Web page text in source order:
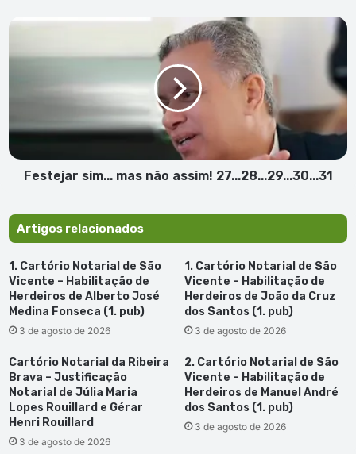
à
da
Oliveira
Festejar
mas
27...28...29...30...31
Festejar sim... mas não assim! 27...28...29...30...31
Artigos relacionados
1. Cartório Notarial de São
Vicente – Habilitação de
Herdeiros de Alberto José
Medina Fonseca (1. pub)
3 de agosto de 2026
1. Cartório Notarial de São
Vicente – Habilitação de
Herdeiros de João da Cruz
dos Santos (1. pub)
3 de agosto de 2026
Cartório Notarial da Ribeira
Brava – Justificação
Notarial de Júlia Maria
Lopes Rouillard e Gérar
Henri Rouillard
3 de agosto de 2026
2. Cartório Notarial de São
Vicente – Habilitação de
Herdeiros de Manuel André
dos Santos (1. pub)
3 de agosto de 2026